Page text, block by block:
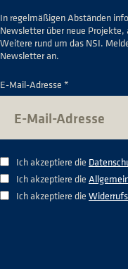
In regelmäßigen Abständen
Newsletter über neue
Weitere rund um das NSI.
Newsletter an.
E-Mail-Adresse *
Ich akzeptiere die
Ich akzeptiere die
Ich akzeptiere die